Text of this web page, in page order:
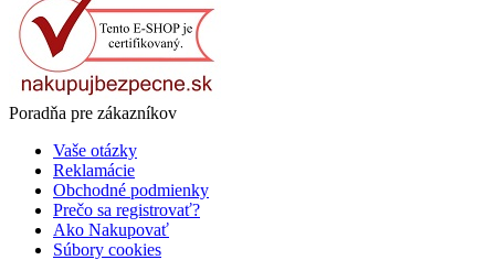
Poradňa pre zákazníkov
Vaše otázky
Reklamácie
Obchodné podmienky
Prečo sa registrovať?
Ako Nakupovať
Súbory cookies